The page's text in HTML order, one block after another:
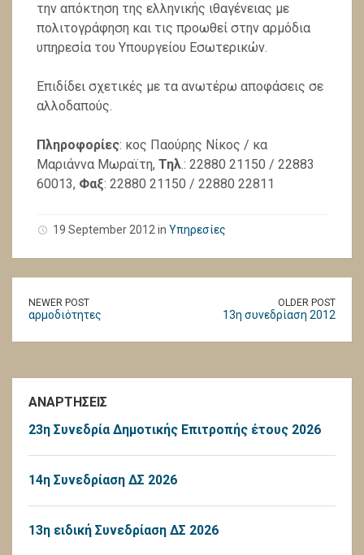
την απόκτηση της ελληνικής ιθαγένειας με
πολιτογράφηση και τις προωθεί στην αρμόδια
υπηρεσία του Υπουργείου Εσωτερικών.
Επιδίδει σχετικές με τα ανωτέρω αποφάσεις σε
αλλοδαπούς.
Πληροφορίες: κος Παούρης Νίκος / κα
Μαριάννα Μωραϊτη, Τηλ.: 22880 21150 / 22883
60013, Φαξ: 22880 21150 / 22880 22811
19 September 2012 in Υπηρεσίες
NEWER POST
αρμοδιότητες
OLDER POST
13η συνεδρίαση 2012
ΑΝΑΡΤΗΣΕΙΣ
23η Συνεδρία Δημοτικής Επιτροπής έτους 2026
14η Συνεδρίαση ΔΣ 2026
13η ειδική Συνεδρίαση ΔΣ 2026